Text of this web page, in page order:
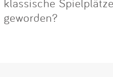
klassische
geworden?